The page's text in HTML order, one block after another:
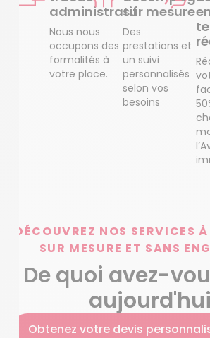
administratif
Nous nous
occupons des
formalités à
votre place.
sur mesure
Des
prestations et
un suivi
personnalisés
selon vos
besoins
DÉCOUVREZ NOS SERVICES
SUR MESURE ET SANS
De quoi avez-
Obtenez votre devis